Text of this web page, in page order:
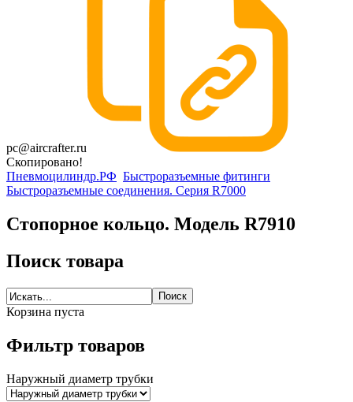
pc@aircrafter.ru
Скопировано!
Пневмоцилиндр.РФ Быстроразъемные фитинги
Быстроразъемные соединения. Серия R7000
Стопорное кольцо. Модель R7910
Поиск товара
Корзина пуста
Фильтр товаров
Наружный диаметр трубки